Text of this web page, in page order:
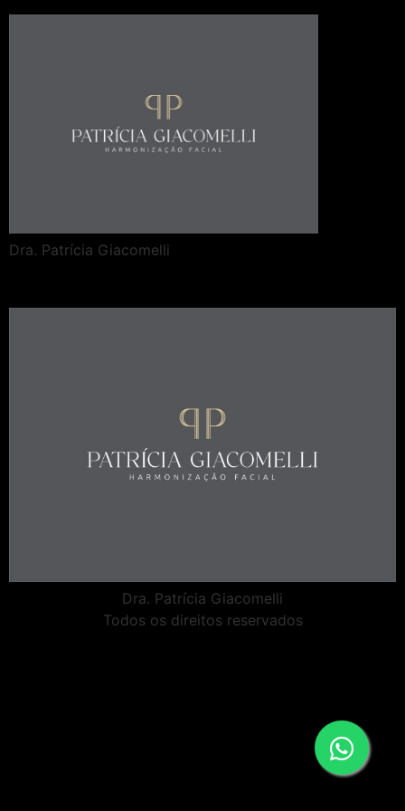
Dra. Patrícia Giacomelli
Dra. Patrícia Giacomelli
Todos os direitos reservados